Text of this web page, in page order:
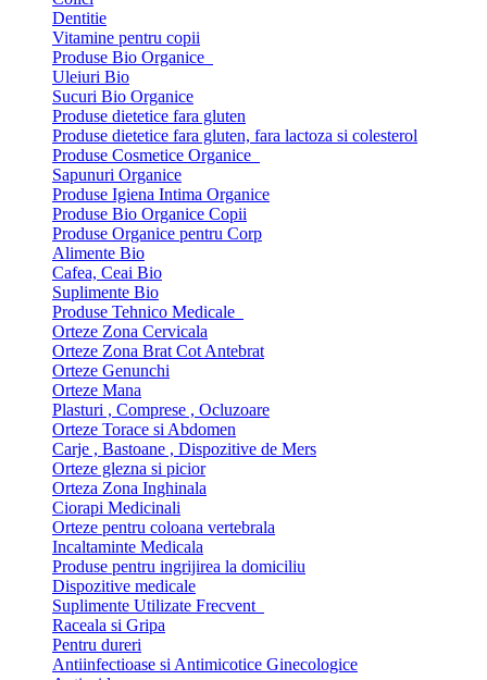
Dentitie
Vitamine pentru copii
Produse Bio Organice
Uleiuri Bio
Sucuri Bio Organice
Produse dietetice fara gluten
Produse dietetice fara gluten, fara lactoza si colesterol
Produse Cosmetice Organice
Sapunuri Organice
Produse Igiena Intima Organice
Produse Bio Organice Copii
Produse Organice pentru Corp
Alimente Bio
Cafea, Ceai Bio
Suplimente Bio
Produse Tehnico Medicale
Orteze Zona Cervicala
Orteze Zona Brat Cot Antebrat
Orteze Genunchi
Orteze Mana
Plasturi , Comprese , Ocluzoare
Orteze Torace si Abdomen
Carje , Bastoane , Dispozitive de Mers
Orteze glezna si picior
Orteza Zona Inghinala
Ciorapi Medicinali
Orteze pentru coloana vertebrala
Incaltaminte Medicala
Produse pentru ingrijirea la domiciliu
Dispozitive medicale
Suplimente Utilizate Frecvent
Raceala si Gripa
Pentru dureri
Antiinfectioase si Antimicotice Ginecologice